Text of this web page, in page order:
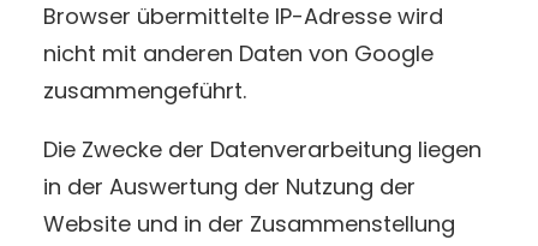
Browser übermittelte IP-Adresse wird
nicht mit anderen Daten von Google
zusammengeführt.
Die Zwecke der Datenverarbeitung liegen
in der Auswertung der Nutzung der
Website und in der Zusammenstellung